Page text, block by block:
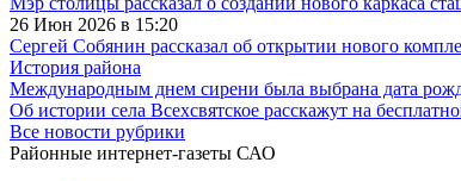
26 Июн 2026 в 15:20
Сергей Собянин рассказал об открытии нового
История района
Международным днем сирени была выбрана дата
Об истории села Всехсвятское расскажут на
Все новости рубрики
Районные интернет-газеты САО